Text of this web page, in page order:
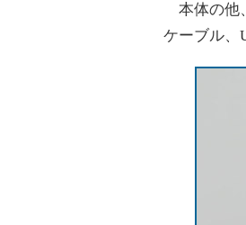
本体の他
ケーブル、